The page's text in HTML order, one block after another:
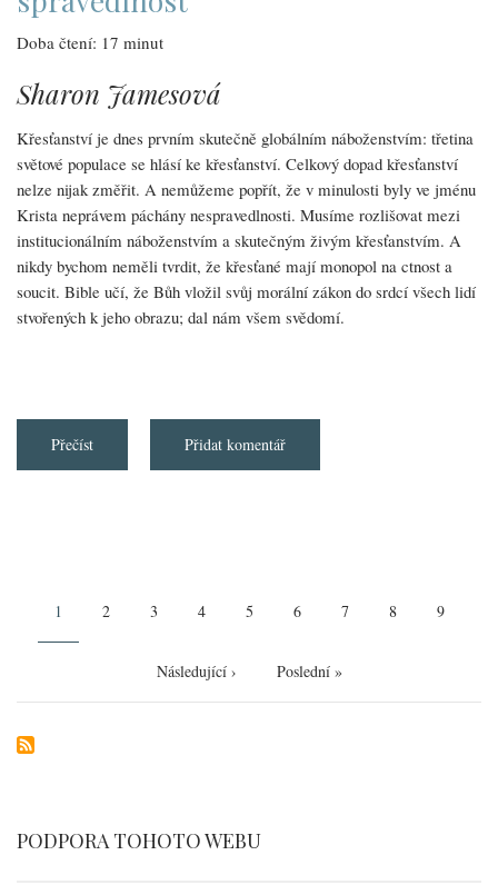
Doba čtení: 17 minut
Sharon Jamesová
Křesťanství je dnes prvním skutečně globálním náboženstvím: třetina
světové populace se hlásí ke křesťanství. Celkový dopad křesťanství
nelze nijak změřit. A nemůžeme popřít, že v minulosti byly ve jménu
Krista neprávem páchány nespravedlnosti. Musíme rozlišovat mezi
institucionálním náboženstvím a skutečným živým křesťanstvím. A
nikdy bychom neměli tvrdit, že křesťané mají monopol na ctnost a
soucit. Bible učí, že Bůh vložil svůj morální zákon do srdcí všech lidí
stvořených k jeho obrazu; dal nám všem svědomí.
Přečíst
křesťanství
Přidat komentář
Aktuální
1 Page
2 Page
3 Page
4 Page
5 Page
6 Page
7 Page
8 Page
9
Následující
Následující › Poslední
Poslední »
PODPORA TOHOTO WEBU